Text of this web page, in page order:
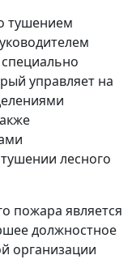
тушением
управляет на
лесного
пожара является
должностное
организации